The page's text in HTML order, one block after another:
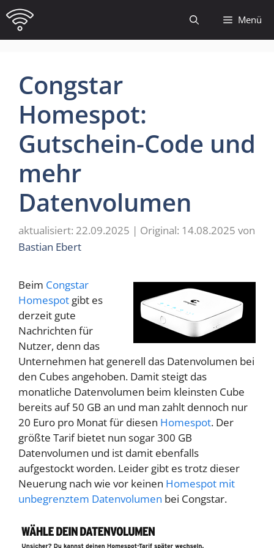
Zum
Inhalt
springen
Menü
Congstar
Homespot:
Gutschein-Code und
mehr
Datenvolumen
22.09.2025 14.08.2025 von
Bastian Ebert
Beim Congstar
Homespot gibt es
derzeit gute
Nachrichten für
Nutzer, denn das
Unternehmen hat generell das Datenvolumen bei
den Cubes angehoben. Damit steigt das
monatliche Datenvolumen beim kleinsten Cube
bereits auf 50 GB an und man zahlt dennoch nur
20 Euro pro Monat für diesen Homespot. Der
größte Tarif bietet nun sogar 300 GB
Datenvolumen und ist damit ebenfalls
aufgestockt worden. Leider gibt es trotz dieser
Neuerung nach wie vor keinen Homespot mit
unbegrenztem Datenvolumen bei Congstar.